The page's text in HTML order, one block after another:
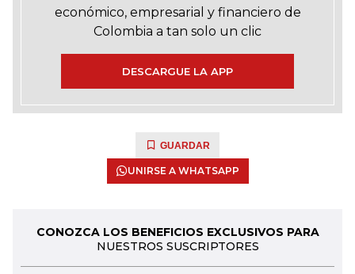
económico, empresarial y financiero de
Colombia a tan solo un clic
DESCARGUE LA APP
GUARDAR
UNIRSE A WHATSAPP
CONOZCA LOS BENEFICIOS EXCLUSIVOS PARA
NUESTROS SUSCRIPTORES